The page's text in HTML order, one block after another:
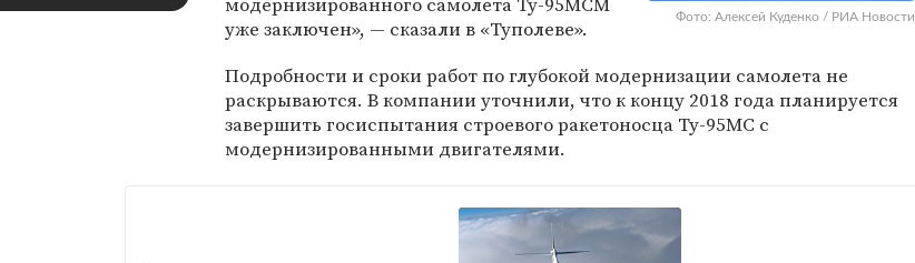
Фото: Алексей Куденко / РИА Новости
уже заключен», — сказали в «Туполеве».
Подробности и сроки работ по глубокой модернизации самолета не
раскрываются. В компании уточнили, что к концу 2018 года планируется
завершить госиспытания строевого ракетоносца Ту-95МС с
модернизированными двигателями.